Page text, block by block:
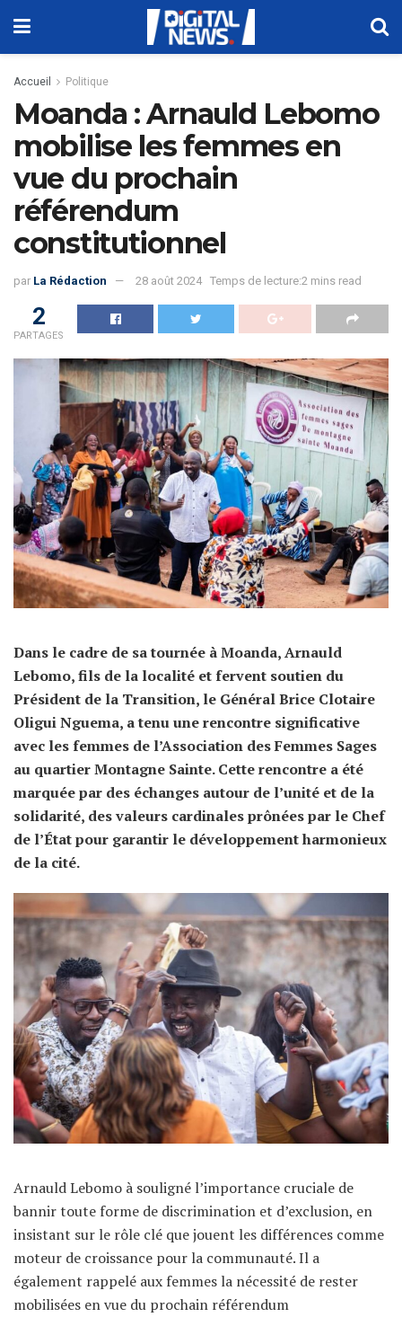
Accueil Politique
Moanda : Arnauld Lebomo
mobilise les femmes en
vue du prochain
référendum
constitutionnel
par La Rédaction 28 août 2024 Temps de lecture:2 mins read
2
PARTAGES
Dans le cadre de sa tournée à Moanda, Arnauld
Lebomo, fils de la localité et fervent soutien du
Président de la Transition, le Général Brice Clotaire
Oligui Nguema, a tenu une rencontre significative
avec les femmes de l’Association des Femmes Sages
au quartier Montagne Sainte. Cette rencontre a été
marquée par des échanges autour de l’unité et de la
solidarité, des valeurs cardinales prônées par le Chef
de l’État pour garantir le développement harmonieux
de la cité.
Arnauld Lebomo à souligné l’importance cruciale de
bannir toute forme de discrimination et d’exclusion, en
insistant sur le rôle clé que jouent les différences comme
moteur de croissance pour la communauté. Il a
également rappelé aux femmes la nécessité de rester
mobilisées en vue du prochain référendum